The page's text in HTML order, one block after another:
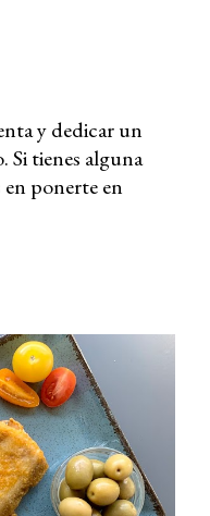
y dedicar un
tienes alguna
ponerte en